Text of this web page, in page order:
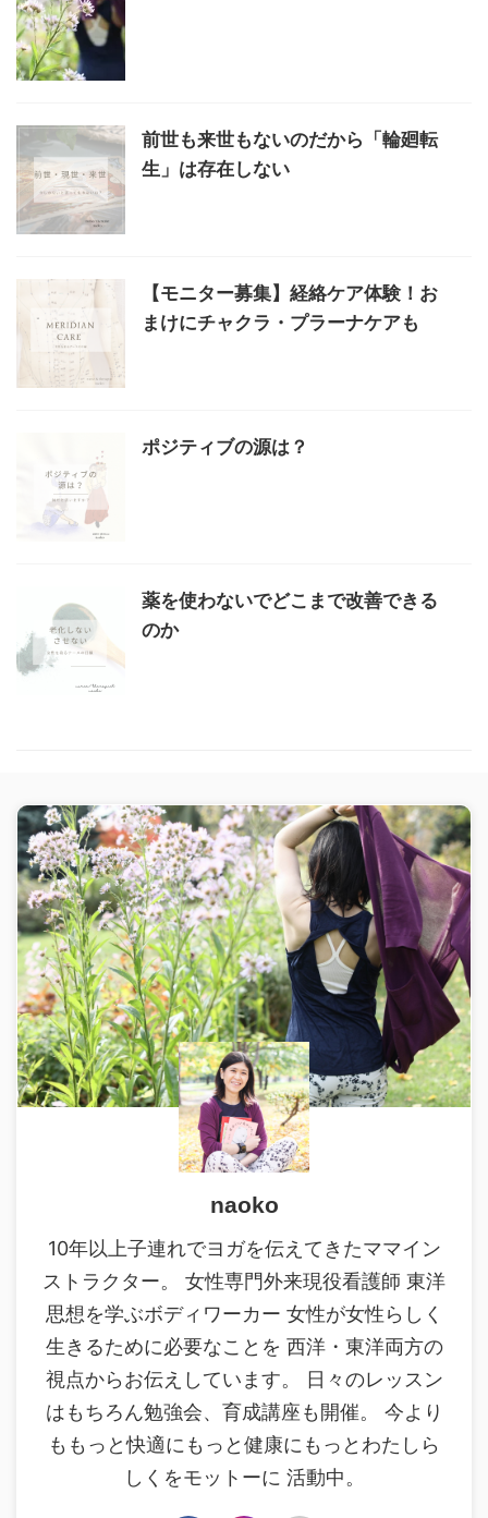
前世も来世もないのだから「輪廻転
生」は存在しない
【モニター募集】経絡ケア体験！お
まけにチャクラ・プラーナケアも
ポジティブの源は？
薬を使わないでどこまで改善できる
のか
naoko
10年以上子連れでヨガを伝えてきたママイン
ストラクター。 女性専門外来現役看護師 東洋
思想を学ぶボディワーカー 女性が女性らしく
生きるために必要なことを 西洋・東洋両方の
視点からお伝えしています。 日々のレッスン
はもちろん勉強会、育成講座も開催。 今より
ももっと快適にもっと健康にもっとわたしら
しくをモットーに 活動中。